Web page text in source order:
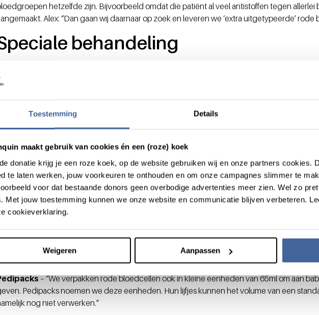
Toestemming Details
maakt gebruik van cookies én een (roze) koek
donatie krijg je een roze koek, op de website gebruiken wij en onze partners cookies.
te laten werken, jouw voorkeuren te onthouden en om onze campagnes slimmer te
voor dat bestaande donors geen overbodige advertenties meer zien. Wel zo
Met jouw toestemming kunnen we onze website en communicatie blijven verbeteren.
cookieverklaring.
Weigeren Aanpassen
hetzelfde zijn. Bijvoorbeeld omdat die patiënt al veel antistoffen tegen
Alex: “Dan gaan wij daarnaar op zoek en leveren we ‘extra uitgetypeerde’ rode
behandeling
- “Met een bepaalde techniek ‘wassen’ we alle eiwitten uit een eenheid rode
1 keer per maand, voor mensen met een eiwitallergie.”
Bestralen– “Dit doen we veel voor patiënten met kanker die een heel lage afweer hebben.
waar ze mogelijkerwijs ziek van kunnen worden. Vroeger gebruikten we daar een
werken we met een röntgenapparaat. Dat is eenvoudiger in het gebruik.”
– “Hierbij halen we de bewaarvloeistof uit de zak met rode bloedcellen en
voor wisseltransfusies bij pasgeboren baby’s met te veel bilirubine in hun bloed. Bilirubine
als rode bloedcellen worden afgebroken, bijvoorbeeld bij rhesusziekte. Het eigen
het ziekenhuis heel geleidelijk gewisseld met dit bloedproduct.”
van een foetus ín de baarmoederkunnen uitvoeren, als het kindje te weinig rode
prepareren daarvoor een piepklein zakje met rode bloedcellen, gewassen met
donorbloed, waarvan 20 tot 90ml gegeven wordt.”
– “We verpakken rode bloedcellen ook in kleine eenheden van 65ml om aan
Pedipacks noemen we deze eenheden. Hun lijfjes kunnen het volume van een
nog niet verwerken.”